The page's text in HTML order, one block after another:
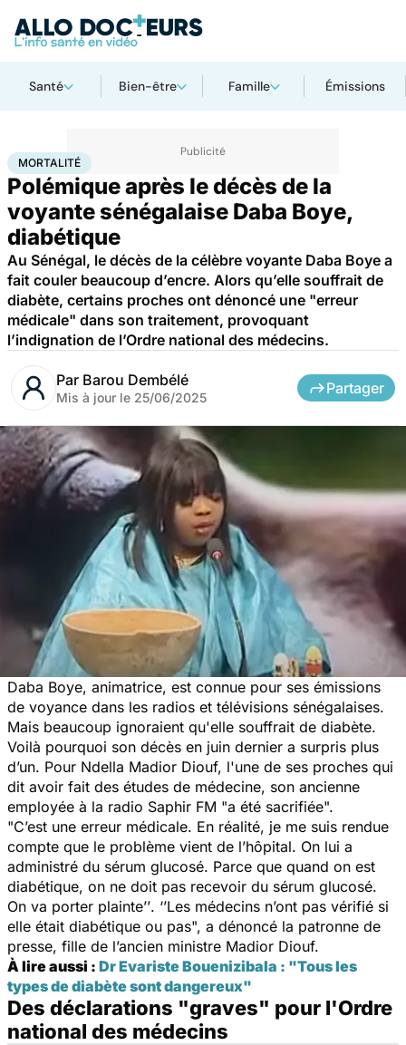
Santé Bien-être Famille Émissions
AccueilSanté Maladies
MORTALITÉ
Polémique après le décès de la
voyante sénégalaise Daba Boye,
diabétique
Au Sénégal, le décès de la célèbre voyante Daba Boye a
fait couler beaucoup d’encre. Alors qu’elle souffrait de
diabète, certains proches ont dénoncé une "erreur
médicale" dans son traitement, provoquant
l’indignation de l’Ordre national des médecins.
Par Barou Dembélé
Mis à jour le 25/06/2025
Partager
Daba Boye, animatrice, est connue pour ses émissions
de voyance dans les radios et télévisions sénégalaises.
Mais beaucoup ignoraient qu'elle souffrait de diabète.
Voilà pourquoi son décès en juin dernier a surpris plus
d’un. Pour Ndella Madior Diouf, l'une de ses proches qui
dit avoir fait des études de médecine, son ancienne
employée à la radio Saphir FM "a été sacrifiée".
"C’est une erreur médicale. En réalité, je me suis rendue
compte que le problème vient de l’hôpital. On lui a
administré du sérum glucosé. Parce que quand on est
diabétique, on ne doit pas recevoir du sérum glucosé.
On va porter plainte’’. ‘’Les médecins n’ont pas vérifié si
elle était diabétique ou pas", a dénoncé la patronne de
presse, fille de l’ancien ministre Madior Diouf.
À lire aussi : Dr Evariste Bouenizibala : "Tous les
types de diabète sont dangereux"
Des déclarations "graves" pour l'Ordre
national des médecins